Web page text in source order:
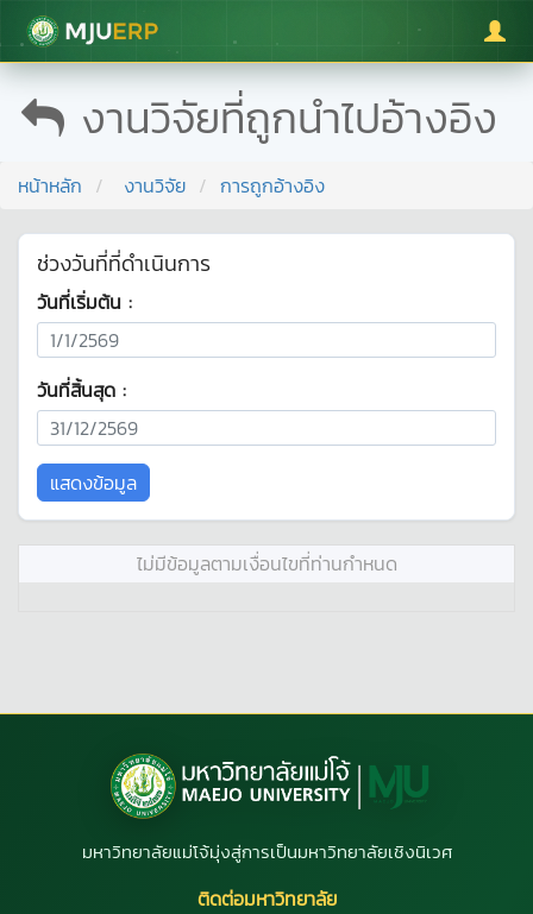
มหาวิทยาลัยแม่โจ้
งานวิจัยที่ถูกนำไปอ้างอิง
หน้าหลัก งานวิจัย การถูกอ้างอิง
ช่วงวันที่ที่ดำเนินการ
วันที่เริ่มต้น :
วันที่สิ้นสุด :
ไม่มีข้อมูลตามเงื่อนไขที่ท่านกำหนด
มหาวิทยาลัยแม่โจ้มุ่งสู่การเป็นมหาวิทยาลัยเชิงนิเวศ
ติดต่อมหาวิทยาลัย